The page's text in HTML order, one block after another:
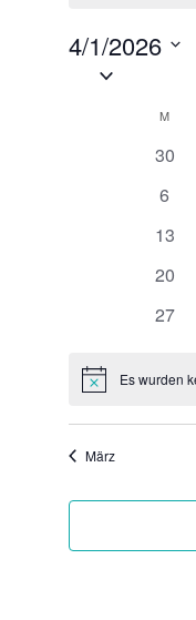
4/1/2026
Datum
Kalender
M
0
30
0
6
0
13
0
20
0
27
HinweisEs wurden
März